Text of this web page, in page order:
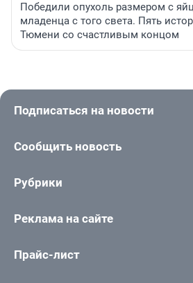
Победили опухоль размером с
младенца с того света. Пять
Тюмени со счастливым концом
Подписаться на новости
Сообщить новость
Рубрики
Реклама на сайте
Прайс-лист